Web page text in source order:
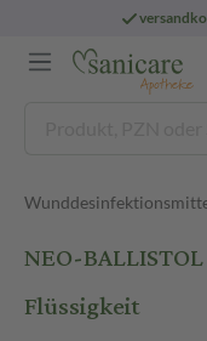
NEO-
Flüssigkeit